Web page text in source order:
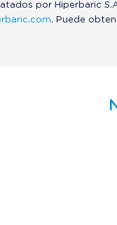
por Hiperbaric
. Puede